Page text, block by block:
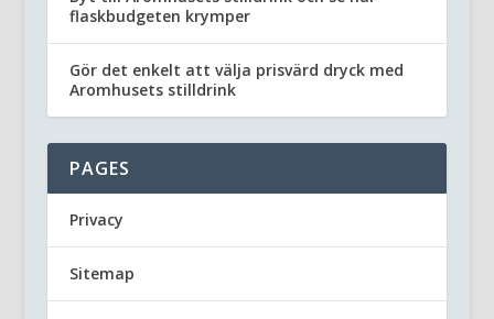
flaskbudgeten krymper
Gör det enkelt att välja prisvärd dryck med
Aromhusets stilldrink
PAGES
Privacy
Sitemap